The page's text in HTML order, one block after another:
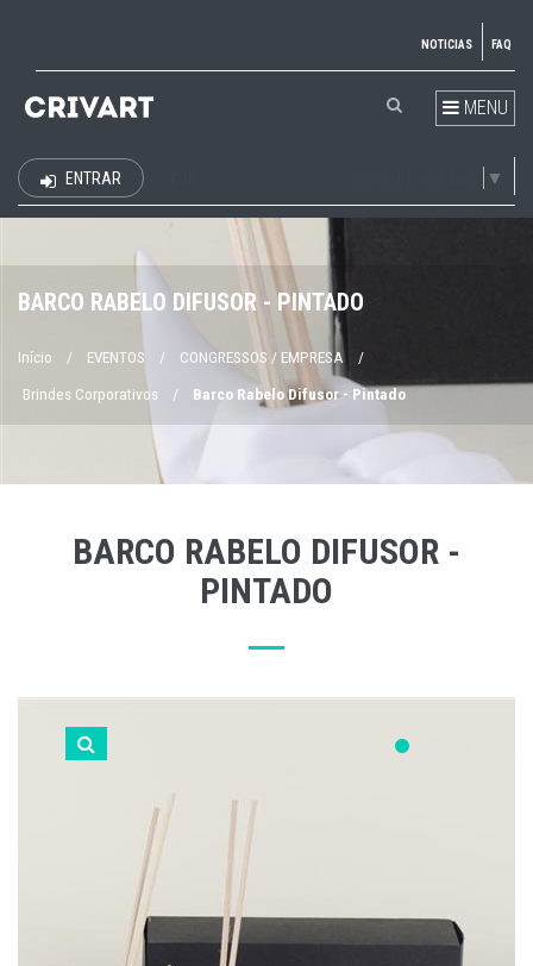
NOTICIAS FAQ
MENU
▼
ENTRAR
BARCO RABELO DIFUSOR - PINTADO
Início / EVENTOS / CONGRESSOS / EMPRESA /
Brindes Corporativos / Barco Rabelo Difusor - Pintado
BARCO RABELO DIFUSOR -
PINTADO